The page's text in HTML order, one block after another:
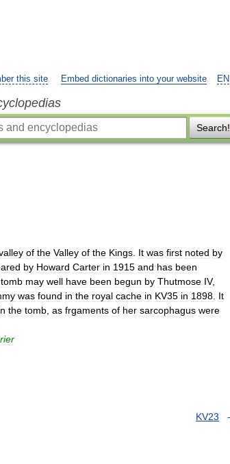
EN
this site Embed dictionaries into your website
Search!
of the Valley of the Kings It was first noted by
by Howard Carter in 1915 and has been
tomb may well have been begun by Thutmose IV,
was found in the royal cache in KV35 in 1898 It
the tomb as frgaments of her sarcophagus were
KV23